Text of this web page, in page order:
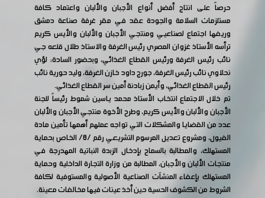
حرصاً على انتاج أفضل أنواع الأجبان والألبان واعتماد كافة
مستلزمات السلامة والجودة عقد في مقر غرفة صناعة دمشق
وريفها اجتماع لصناعيي ومنتجي الأجبان والألبان والأيس كريم
ترأسه الأستاذ غزوان المصري رئيس الغرفة والاستاذ طلال قلعه جي
نائب رئيس الغرفة ورئيس القطاع الغذائي، وبحضور السادة: لؤي
نحلاوي نائب رئيس الغرفة، جورج داود خازن الغرفة، وليد حورية نائب
رئيس القطاع الغذائي، وأيمن زبادنة أمين سر القطاع الغذائي.
تم خلال الاجتماع انتخاب الأستاذ محمد ياسين شموط رئيساً للجنة
الأجبان والألبان والأيس كريم، وطرح الأخوة منتجي الأجبان والألبان
عدد من القضايا والمشكلات التي تواجه عملهم أهمها تأمين مادة
الفيول، ومشروع تعديل المرسوم التشريعي رقم /8/ الخاص بحماية
المستهلك، والمطالبة بالسماح بإدخال الزبدة النباتية المهدرجة في
منتجات الألبان والأجبان، المطالبة من وزارة التجارة الداخلية وحماية
المستهلك بإعفاء المنشآت الصناعية الأصولية والمستوفية لكافة
الشروط من الكشوف الحسية حين أخذ عينات فيها مخالفات معينة.